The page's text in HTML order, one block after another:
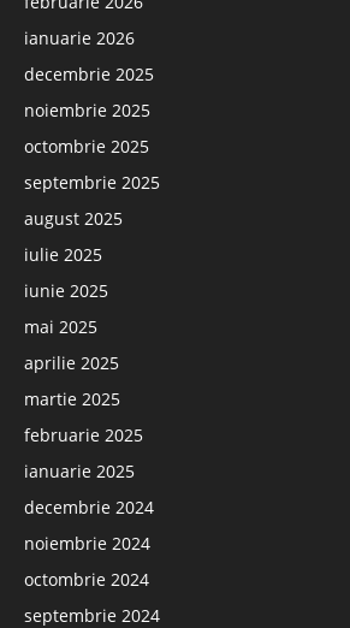
ianuarie 2026
decembrie 2025
noiembrie 2025
octombrie 2025
septembrie 2025
august 2025
iulie 2025
iunie 2025
mai 2025
aprilie 2025
martie 2025
februarie 2025
ianuarie 2025
decembrie 2024
noiembrie 2024
octombrie 2024
septembrie 2024